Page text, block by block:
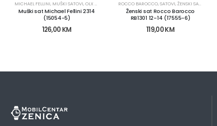
MICHAEL FELLINI, MUŠKI SATOVI,OLX KATEGORIJE ,OLX OBNOVA,SATOVI,SATOVI
Muški sat Michael Fellini 2314
(15054-5)
126,00 KM
ROCCO BAROCCO,SATOVI,ŽENSKI SATOVI
Ženski sat Rocco Barocco
RB1301 12-14 (17555-6)
119,00KM